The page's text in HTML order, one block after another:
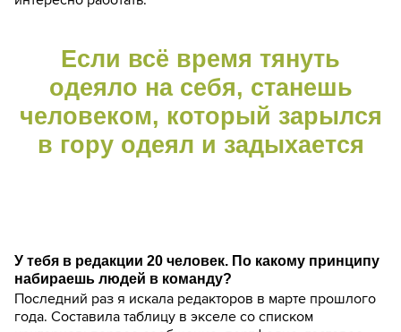
Если всё время тянуть
одеяло на себя, станешь
человеком, который зарылся
в гору одеял и задыхается
У тебя в редакции 20 человек. По какому принципу
набираешь людей в команду?
Последний раз я искала редакторов в марте прошлого
года. Составила таблицу в экселе со списком